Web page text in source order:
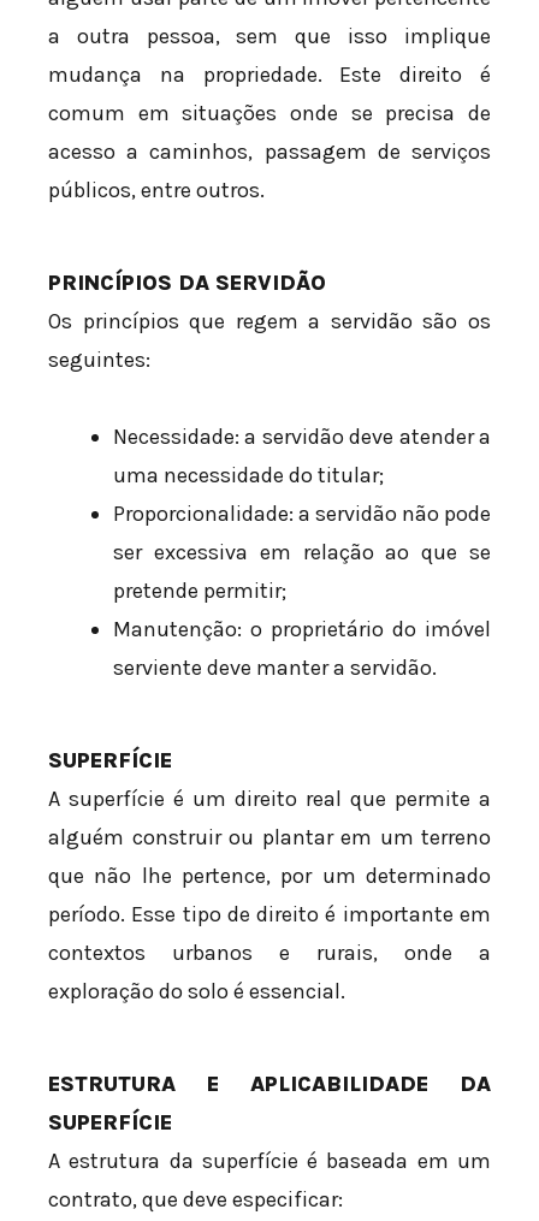
a outra pessoa, sem que isso implique
mudança na propriedade. Este direito é
comum em situações onde se precisa de
acesso a caminhos, passagem de serviços
públicos, entre outros.
PRINCÍPIOS DA SERVIDÃO
Os princípios que regem a servidão são os
seguintes:
Necessidade: a servidão deve atender a
uma necessidade do titular;
Proporcionalidade: a servidão não pode
ser excessiva em relação ao que se
pretende permitir;
Manutenção: o proprietário do imóvel
serviente deve manter a servidão.
SUPERFÍCIE
A superfície é um direito real que permite a
alguém construir ou plantar em um terreno
que não lhe pertence, por um determinado
período. Esse tipo de direito é importante em
contextos urbanos e rurais, onde a
exploração do solo é essencial.
ESTRUTURA E APLICABILIDADE DA
SUPERFÍCIE
A estrutura da superfície é baseada em um
contrato, que deve especificar: